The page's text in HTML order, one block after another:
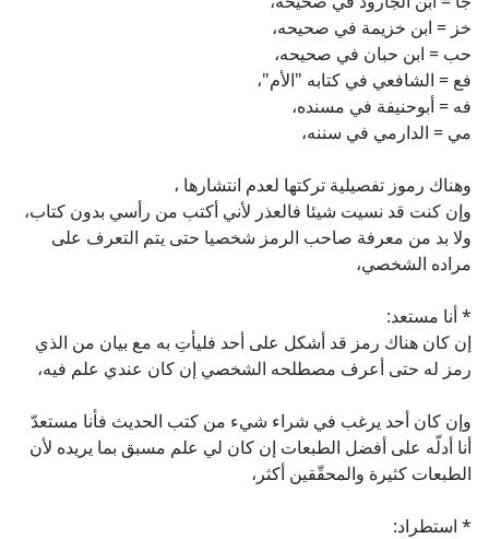
خز = ابن خزيمة في صحيحه،
حب = ابن حبان في صحيحه،
فع = الشافعي في كتابه "الأم"،
فه = أبوحنيفة في مسنده،
مي = الدارمي في سننه،
وهناك رموز تفصيلية تركتها لعدم انتشارها ،
وإن كنت قد نسيت شيئا فالعذر لأني أكتب من رأسي بدون كتاب،
ولا بد من معرفة صاحب الرمز شخصيا حتى يتم التعرف على
مراده الشخصي،
* أنا مستعد:
إن كان هناك رمز قد أشكل على أحد فليأتِ به مع بيان من الذي
رمز له حتى أعرف مصطلحه الشخصي إن كان عندي علم فيه،
وإن كان أحد يرغب في شراء شيء من كتب الحديث فأنا مستعدّ
أنا أدلّه على أفضل الطبعات إن كان لي علم مسبق بما يريده لأن
الطبعات كثيرة والمحقّقين أكثر،
* استطراد: